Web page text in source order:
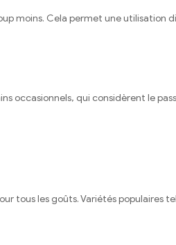
moins. Cela permet une utilisation
occasionnels, qui considèrent le
tous les goûts. Variétés populaires